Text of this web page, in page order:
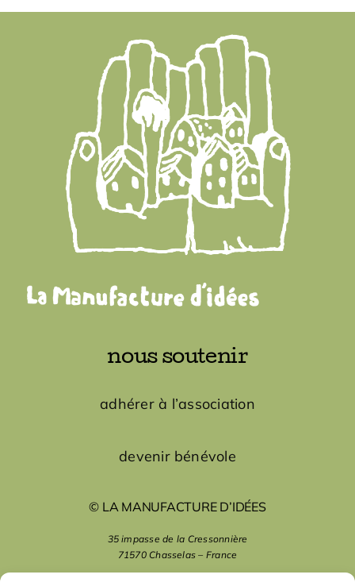
nous soutenir
adhérer à l’association
devenir bénévole
© LA MANUFACTURE D’IDÉES
35 impasse de la Cressonnière
71570 Chasselas – France